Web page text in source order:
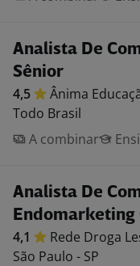
Analista De
Sênior
4,5 Ânima
Todo Brasil
A combinar
Analista De
Endomarketing
4,1 Rede Droga
São Paulo - SP